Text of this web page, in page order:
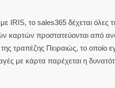
το sales365 δέχεται όλες
καρτών προστατεύονται από
τραπέζης Πειραιώς, το οποίο
με κάρτα παρέχεται η